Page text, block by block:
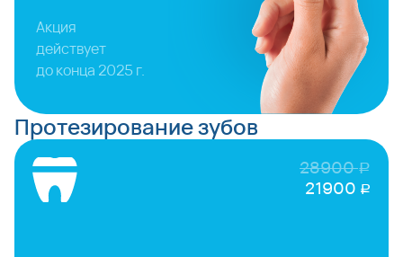
Акция
действует
до конца 2025 г.
Протезирование зубов
28900 руб
21900 руб